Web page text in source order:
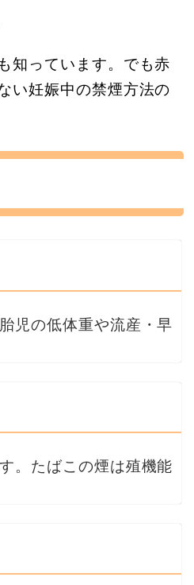
知っています。でも赤
い妊娠中の禁煙方法の
児の低体重や流産・早
。たばこの煙は殖機能